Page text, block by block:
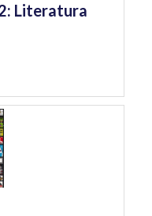
Literatura